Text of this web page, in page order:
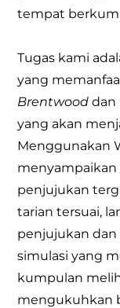
tempat
Tugas kami
yang
Brentwood dan
yang akan
Menggunakan
menyampaikan
penjujukan
tarian tersuai,
penjujukan dan
simulasi yang
kumpulan
mengukuhkan